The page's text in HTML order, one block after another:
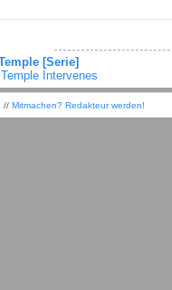
[Serie]
Intervenes
// Mitmachen? Redakteur werden!